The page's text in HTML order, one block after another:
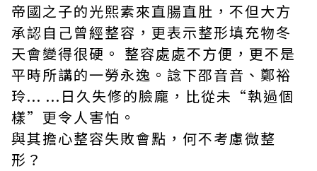
帝國之子的光熙素來直腸直肚，不但大方
承認自己曾經整容，更表示整形填充物冬
天會變得很硬。 整容處處不方便，更不是
平時所講的一勞永逸。諗下邵音音、鄭裕
玲... ...日久失修的臉龐，比從未“執過個
樣”更令人害怕。
與其擔心整容失敗會點，何不考慮微整
形 ？